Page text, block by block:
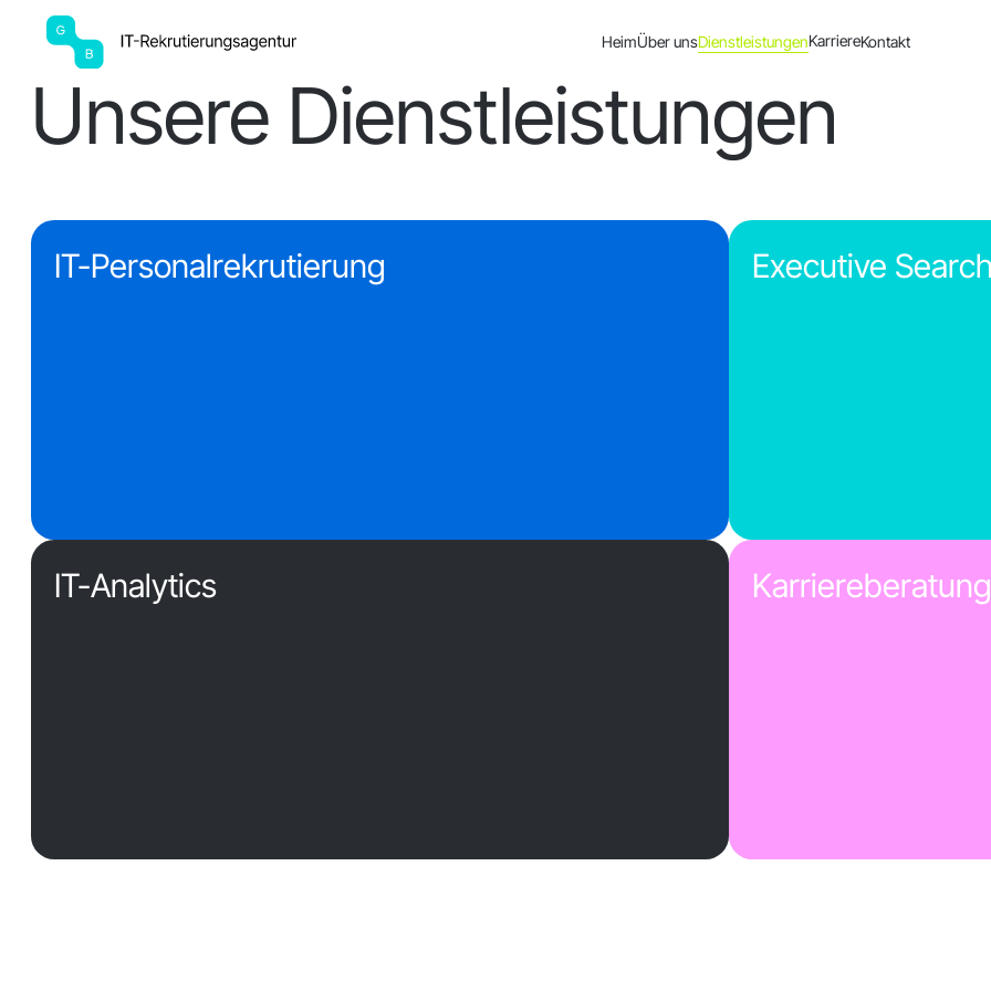
HeimÜber unsDienstleistungenKarriereKontakt
Startseite
Unsere Dienstleistungen
IT-Personalrekrutierung Executive
IT-Analytics